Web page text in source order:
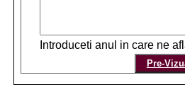
Introduceti anul in care ne